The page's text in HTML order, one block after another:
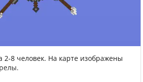
2-8 человек. На карте изображены